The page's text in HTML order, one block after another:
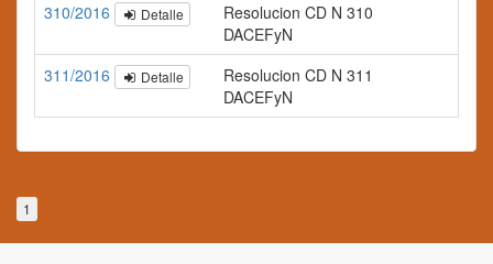
310/2016 Detalle
Resolucion CD N 310
DACEFyN
311/2016 Detalle
Resolucion CD N 311
DACEFyN
1